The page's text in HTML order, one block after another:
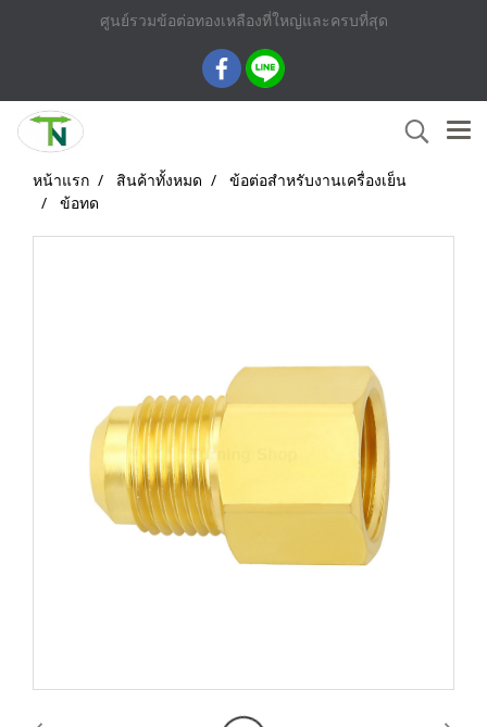
ศูนย์รวมข้อต่อทองเหลืองที่ใหญ่และครบที่สุด
หน้าแรก สินค้าทั้งหมด
ข้อต่อสำหรับงานเครื่องเย็น
ข้อทด